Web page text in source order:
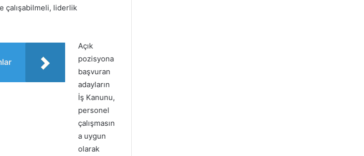
çalışabilmeli, liderlik
Açık
pozisyona
başvuran
adayların
İş Kanunu,
personel
çalışmasın
a uygun
olarak